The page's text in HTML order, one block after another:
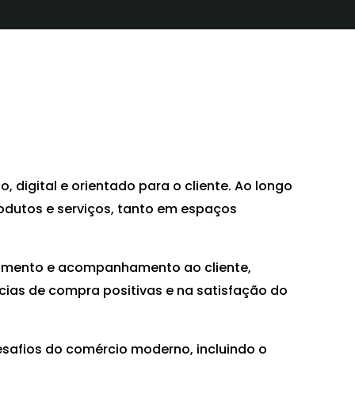
digital e orientado para o cliente. Ao longo
e serviços, tanto em espaços
e acompanhamento ao cliente,
de compra positivas e na satisfação do
do comércio moderno, incluindo o